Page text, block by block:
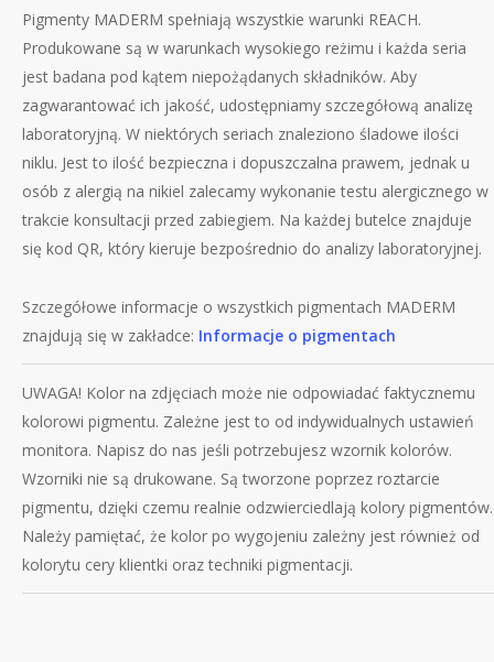
Pigmenty MADERM spełniają wszystkie warunki REACH.
Produkowane są w warunkach wysokiego reżimu i każda seria
jest badana pod kątem niepożądanych składników. Aby
zagwarantować ich jakość, udostępniamy szczegółową analizę
laboratoryjną. W niektórych seriach znaleziono śladowe ilości
niklu. Jest to ilość bezpieczna i dopuszczalna prawem, jednak u
osób z alergią na nikiel zalecamy wykonanie testu alergicznego w
trakcie konsultacji przed zabiegiem. Na każdej butelce znajduje
się kod QR, który kieruje bezpośrednio do analizy laboratoryjnej.
Szczegółowe informacje o wszystkich pigmentach MADERM
znajdują się w zakładce: Informacje o pigmentach
UWAGA! Kolor na zdjęciach może nie odpowiadać faktycznemu
kolorowi pigmentu. Zależne jest to od indywidualnych ustawień
monitora. Napisz do nas jeśli potrzebujesz wzornik kolorów.
Wzorniki nie są drukowane. Są tworzone poprzez roztarcie
pigmentu, dzięki czemu realnie odzwierciedlają kolory pigmentów.
Należy pamiętać, że kolor po wygojeniu zależny jest również od
kolorytu cery klientki oraz techniki pigmentacji.